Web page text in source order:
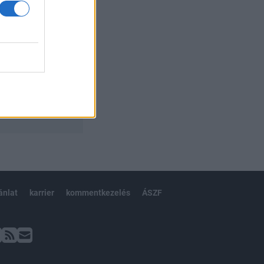
karrier kommentkezelés ÁSZF